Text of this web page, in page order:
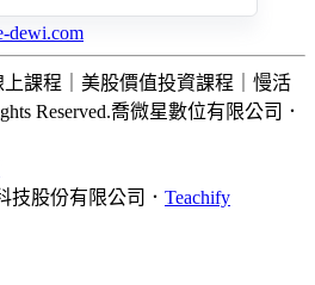
dewi.com
課程｜美股價值投資課程｜慢活
Reserved.喬微星數位有限公司 ．
技股份有限公司． Teachify